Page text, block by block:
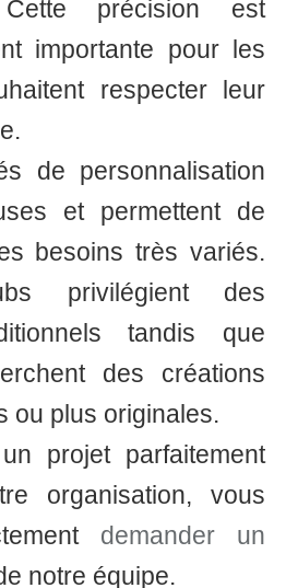
Cette précision est
importante pour les
respecter leur
de personnalisation
et permettent de
besoins très variés.
privilégient des
tandis que
des créations
ou plus originales.
projet parfaitement
organisation, vous
demander un
notre équipe.